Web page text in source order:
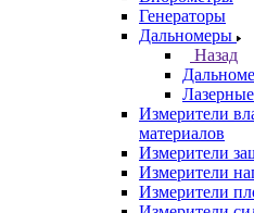
Генераторы
Дальномеры
Назад
Измерители
материалов
Измерители
Измерители
Измерители